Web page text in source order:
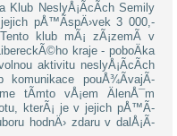
Klub NeslyÅ¡Ã­cÃ­ch Semily
pÅ™Ã­spÄ›vek 3 000,-
klub mÃ¡ zÃ¡zemÃ­ v
kraje - poboÄka
aktivitu neslyÅ¡Ã­cÃ­ch
komunikace pouÅ¾Ã­vajÃ­
tÃ­mto vÅ¡em ÄlenÅ¯m
kterÃ¡ je v jejich pÅ™Ã­
hodnÄ› zdaru v dalÅ¡Ã­